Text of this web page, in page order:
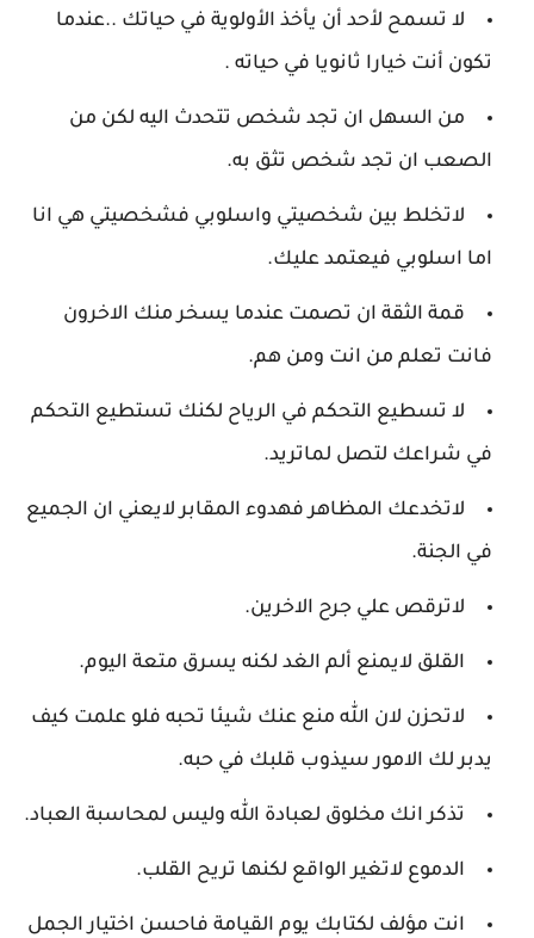
لا تسمح لأحد أن يأخذ الأولوية في حياتك ..عندما
تكون أنت خيارا ثانويا في حياته .
من السهل ان تجد شخص تتحدث اليه لكن من
الصعب ان تجد شخص تثق به.
لاتخلط بين شخصيتي واسلوبي فشخصيتي هي انا
اما اسلوبي فيعتمد عليك.
قمة الثقة ان تصمت عندما يسخر منك الاخرون
فانت تعلم من انت ومن هم.
لا تسطيع التحكم في الرياح لكنك تستطيع التحكم
في شراعك لتصل لماتريد.
لاتخدعك المظاهر فهدوء المقابر لايعني ان الجميع
في الجنة.
لاترقص علي جرح الاخرين.
القلق لايمنع ألم الغد لكنه يسرق متعة اليوم.
لاتحزن لان الله منع عنك شيئا تحبه فلو علمت كيف
يدبر لك الامور سيذوب قلبك في حبه.
تذكر انك مخلوق لعبادة الله وليس لمحاسبة العباد.
الدموع لاتغير الواقع لكنها تريح القلب.
انت مؤلف لكتابك يوم القيامة فاحسن اختيار الجمل